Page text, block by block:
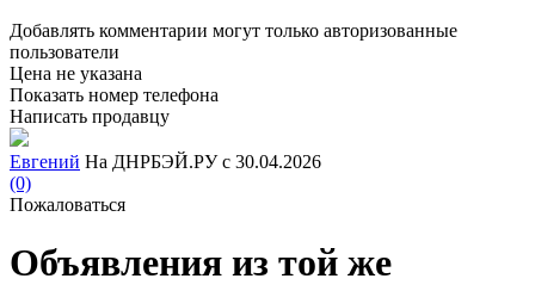
Добавлять комментарии могут только авторизованные
пользователи
Цена не указана
Показать номер телефона
Написать продавцу
Евгений На ДНРБЭЙ.РУ с 30.04.2026
(0)
Пожаловаться
Объявления из той же